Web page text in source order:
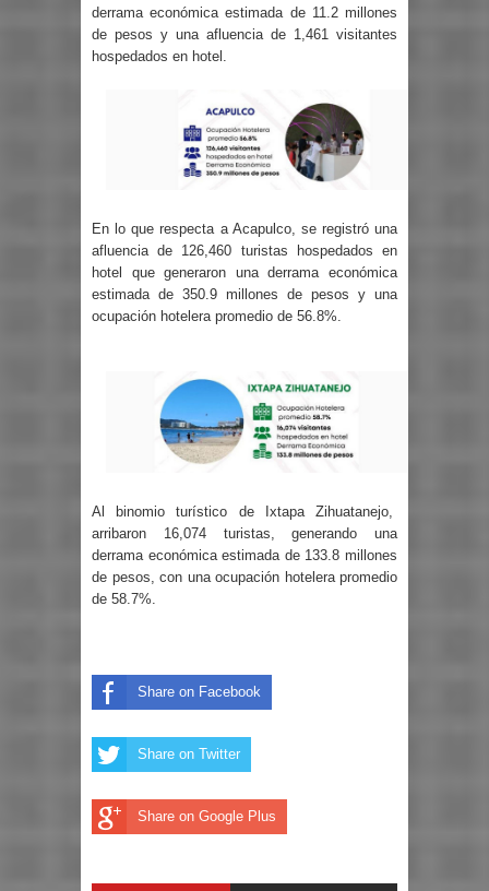
derrama económica estimada de 11.2 millones
de pesos y una afluencia de 1,461 visitantes
hospedados en hotel.
En lo que respecta a Acapulco, se registró una
afluencia de 126,460 turistas hospedados en
hotel que generaron una derrama económica
estimada de 350.9 millones de pesos y una
ocupación hotelera promedio de 56.8%.
Al binomio turístico de Ixtapa Zihuatanejo,
arribaron 16,074 turistas, generando una
derrama económica estimada de 133.8 millones
de pesos, con una ocupación hotelera promedio
de 58.7%.
Share on Facebook
Share on Twitter
Share on Google Plus